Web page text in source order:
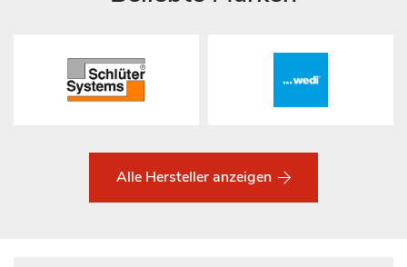
Alle Hersteller anzeigen